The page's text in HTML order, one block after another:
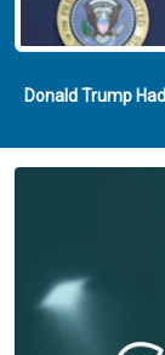
Donald Trump